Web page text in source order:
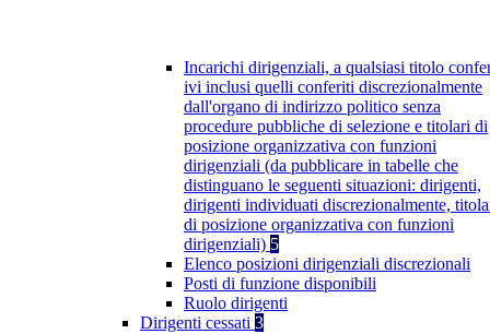
Incarichi dirigenziali, a qualsiasi titolo
ivi inclusi quelli conferiti discrezionalmente
dall'organo di indirizzo politico senza
procedure pubbliche di selezione e titolari di
posizione organizzativa con funzioni
dirigenziali (da pubblicare in tabelle che
distinguano le seguenti situazioni: dirigenti,
dirigenti individuati discrezionalmente,
di posizione organizzativa con funzioni
dirigenziali) 5
Elenco posizioni dirigenziali discrezionali
Posti di funzione disponibili
Ruolo dirigenti
Dirigenti cessati 3